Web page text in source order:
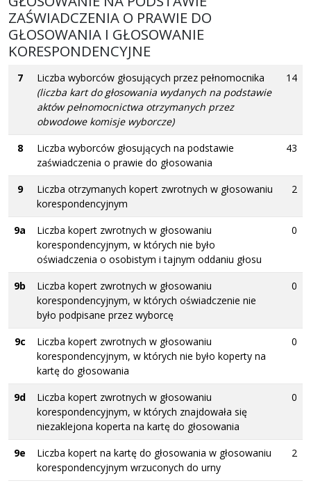
ZAŚWIADCZENIA O PRAWIE DO
GŁOSOWANIA I GŁOSOWANIE
KORESPONDENCYJNE
7
Liczba wyborców głosujących przez pełnomocnika
(liczba kart do głosowania wydanych na podstawie
aktów pełnomocnictwa otrzymanych przez
obwodowe komisje wyborcze)
14
8
Liczba wyborców głosujących na podstawie
zaświadczenia o prawie do głosowania
43
9
Liczba otrzymanych kopert zwrotnych w głosowaniu
korespondencyjnym
2
9a
Liczba kopert zwrotnych w głosowaniu
korespondencyjnym, w których nie było
oświadczenia o osobistym i tajnym oddaniu głosu
0
9b
Liczba kopert zwrotnych w głosowaniu
korespondencyjnym, w których oświadczenie nie
było podpisane przez wyborcę
0
9c
Liczba kopert zwrotnych w głosowaniu
korespondencyjnym, w których nie było koperty na
kartę do głosowania
0
9d
Liczba kopert zwrotnych w głosowaniu
korespondencyjnym, w których znajdowała się
niezaklejona koperta na kartę do głosowania
0
9e
Liczba kopert na kartę do głosowania w głosowaniu
korespondencyjnym wrzuconych do urny
2